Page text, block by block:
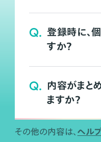
Q. 登録時に、
すか？
Q. 内容がまと
ますか？
その他の内容は、 ヘル